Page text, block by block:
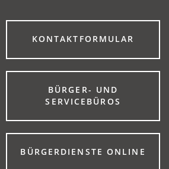
KONTAKTFORMULAR
(ÖFFNET
EINEM
NEUEN
BÜRGER- UND
SERVICEBÜROS
(ÖFFNET
EINEM
NEUEN
TAB)BÜRGERDIENSTE ONLINE
(ÖFFNET